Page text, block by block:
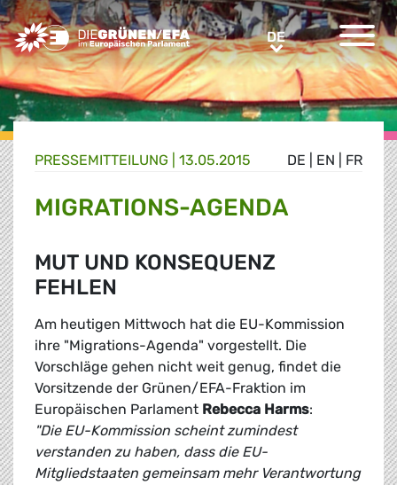
Greens/EFA Home DEDE
DE EN FR
PRESSE­MITTEILUNG 13.05.2015
MIGRATIONS-AGENDA
MUT UND KONSEQUENZ
FEHLEN
Am heutigen Mittwoch hat die EU-Kommission
ihre "Migrations-Agenda" vorgestellt. Die
Vorschläge gehen nicht weit genug, findet die
Vorsitzende der Grünen/EFA-Fraktion im
Europäischen Parlament Rebecca Harms:
"Die EU-Kommission scheint zumindest
verstanden zu haben, dass die EU-
Mitgliedstaaten gemeinsam mehr Verantwortung